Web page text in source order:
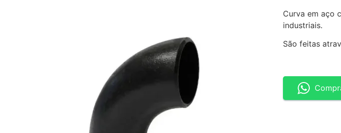
Curva em aço
industriais.
São feitas